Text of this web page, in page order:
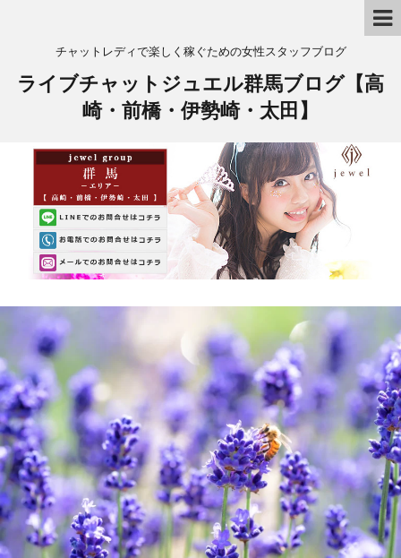
チャットレディで楽しく稼ぐための女性スタッフブログ
ライブチャットジュエル群馬ブログ【高
崎・前橋・伊勢崎・太田】